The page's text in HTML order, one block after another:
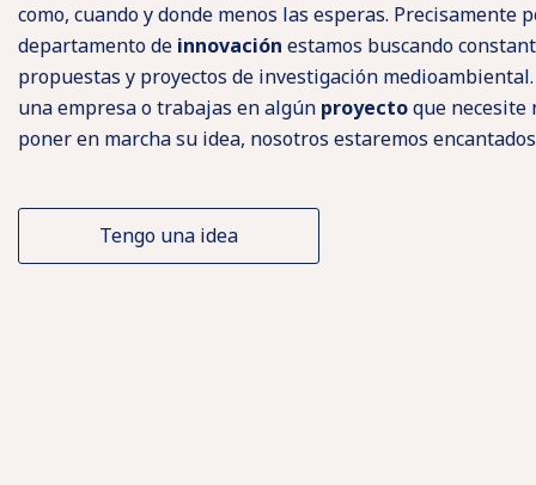
como, cuando y donde menos las esperas. Precisamente
departamento de innovación estamos buscando
propuestas y proyectos de investigación
una empresa o trabajas en algún proyectoque necesite
poner en marcha su idea, nosotros estaremos
Tengo una idea